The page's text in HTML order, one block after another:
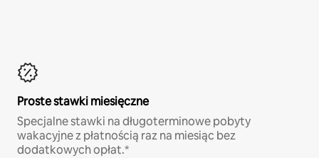
Proste stawki miesięczne
Specjalne stawki na długoterminowe pobyty
wakacyjne z płatnością raz na miesiąc bez
dodatkowych opłat.*